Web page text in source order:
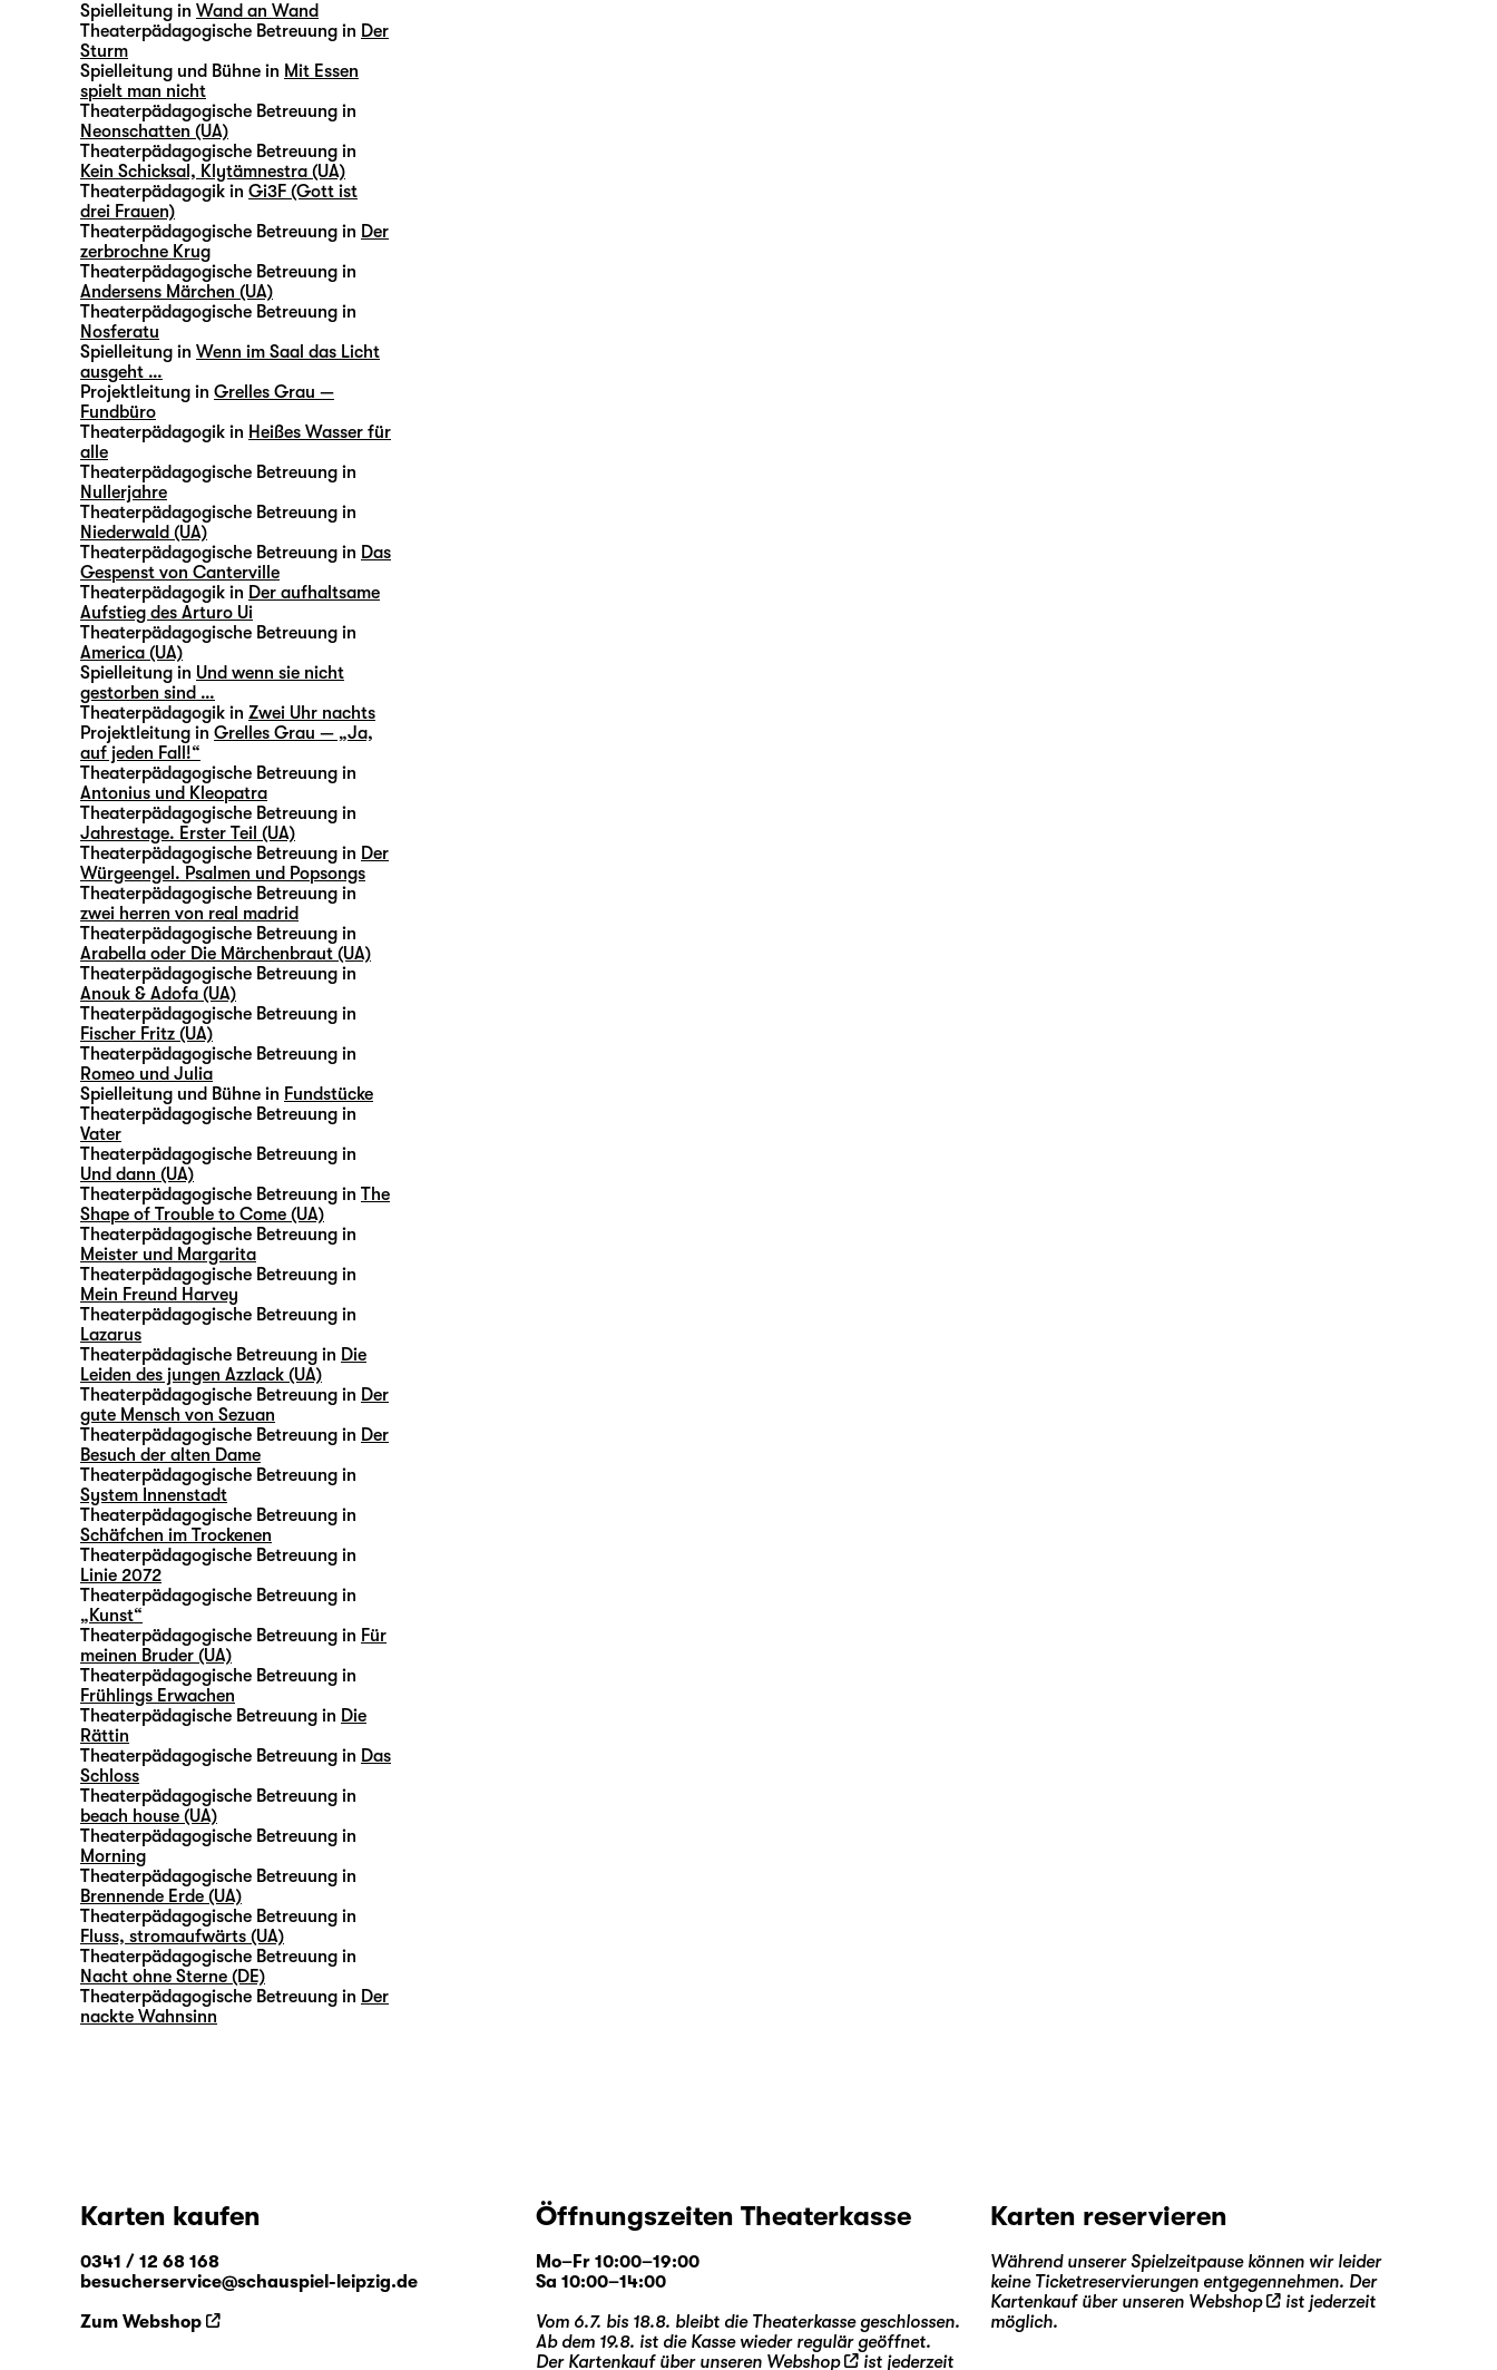
Spielleitung in Wand an Wand
Theaterpädagogische Betreuung in Der
Sturm
Spielleitung und Bühne in Mit Essen
spielt man nicht
Theaterpädagogische Betreuung in
Neonschatten (UA)
Theaterpädagogische Betreuung in
Kein Schicksal, Klytämnestra (UA)
Theaterpädagogik in Gi3F (Gott ist
drei Frauen)
Theaterpädagogische Betreuung in Der
zerbrochne Krug
Theaterpädagogische Betreuung in
Andersens Märchen (UA)
Theaterpädagogische Betreuung in
Nosferatu
Spielleitung in Wenn im Saal das Licht
ausgeht …
Projektleitung in Grelles Grau —
Fundbüro
Theaterpädagogik in Heißes Wasser für
alle
Theaterpädagogische Betreuung in
Nullerjahre
Theaterpädagogische Betreuung in
Niederwald (UA)
Theaterpädagogische Betreuung in Das
Gespenst von Canterville
Theaterpädagogik in Der aufhaltsame
Aufstieg des Arturo Ui
Theaterpädagogische Betreuung in
America (UA)
Spielleitung in Und wenn sie nicht
gestorben sind …
Theaterpädagogik in Zwei Uhr nachts
Projektleitung in Grelles Grau — „Ja,
auf jeden Fall!“
Theaterpädagogische Betreuung in
Antonius und Kleopatra
Theaterpädagogische Betreuung in
Jahrestage. Erster Teil (UA)
Theaterpädagogische Betreuung in Der
Würgeengel. Psalmen und Popsongs
Theaterpädagogische Betreuung in
zwei herren von real madrid
Theaterpädagogische Betreuung in
Arabella oder Die Märchenbraut (UA)
Theaterpädagogische Betreuung in
Anouk & Adofa (UA)
Theaterpädagogische Betreuung in
Fischer Fritz (UA)
Theaterpädagogische Betreuung in
Romeo und Julia
Spielleitung und Bühne in Fundstücke
Theaterpädagogische Betreuung in
Vater
Theaterpädagogische Betreuung in
Und dann (UA)
Theaterpädagogische Betreuung in The
Shape of Trouble to Come (UA)
Theaterpädagogische Betreuung in
Meister und Margarita
Theaterpädagogische Betreuung in
Mein Freund Harvey
Theaterpädagogische Betreuung in
Lazarus
Theaterpädagische Betreuung in Die
Leiden des jungen Azzlack (UA)
Theaterpädagogische Betreuung in Der
gute Mensch von Sezuan
Theaterpädagogische Betreuung in Der
Besuch der alten Dame
Theaterpädagogische Betreuung in
System Innenstadt
Theaterpädagogische Betreuung in
Schäfchen im Trockenen
Theaterpädagogische Betreuung in
Linie 2072
Theaterpädagogische Betreuung in
„Kunst“
Theaterpädagogische Betreuung in Für
meinen Bruder (UA)
Theaterpädagogische Betreuung in
Frühlings Erwachen
Theaterpädagische Betreuung in Die
Rättin
Theaterpädagogische Betreuung in Das
Schloss
Theaterpädagogische Betreuung in
beach house (UA)
Theaterpädagogische Betreuung in
Morning
Theaterpädagogische Betreuung in
Brennende Erde (UA)
Theaterpädagogische Betreuung in
Fluss, stromaufwärts (UA)
Theaterpädagogische Betreuung in
Nacht ohne Sterne (DE)
Theaterpädagogische Betreuung in Der
nackte Wahnsinn
Karten kaufen
0341 / 12 68 168
besucherservice@schauspiel-leipzig.de
Zum Webshop
Öffnungszeiten Theaterkasse
Mo–Fr 10:00–19:00
Sa 10:00–14:00
Vom 6.7. bis 18.8. bleibt die Theaterkasse geschlossen.
Ab dem 19.8. ist die Kasse wieder regulär geöffnet.
Der Kartenkauf über unseren Webshop ist jederzeit
Karten reservieren
Während unserer Spielzeitpause können wir leider
keine Ticketreservierungen entgegennehmen. Der
Kartenkauf über unseren Webshop
ist jederzeit
möglich.